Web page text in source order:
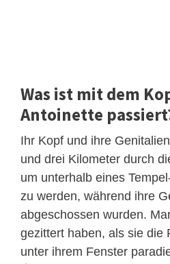
Was ist mit dem
Antoinette
Ihr Kopf und ihre
und drei Kilometer durch
um unterhalb eines
zu werden, während ihre
abgeschossen wurden.
gezittert haben, als sie die
unter ihrem Fenster